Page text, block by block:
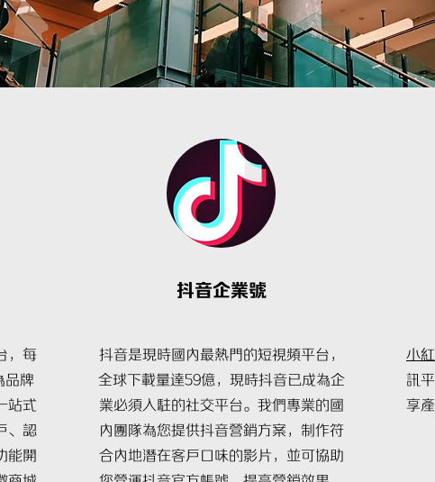
，每
品牌
站式
、認
能開
抖音企業號
抖音是現時國內最熱門的短視頻平台，
全球下載量達59億，現時抖音已成為企
業必須入駐的社交平台。我們專業的國
內團隊為您提供抖音營銷方案，制作符
合內地潛在客戶口味的影片，並可協助
小
訊
享